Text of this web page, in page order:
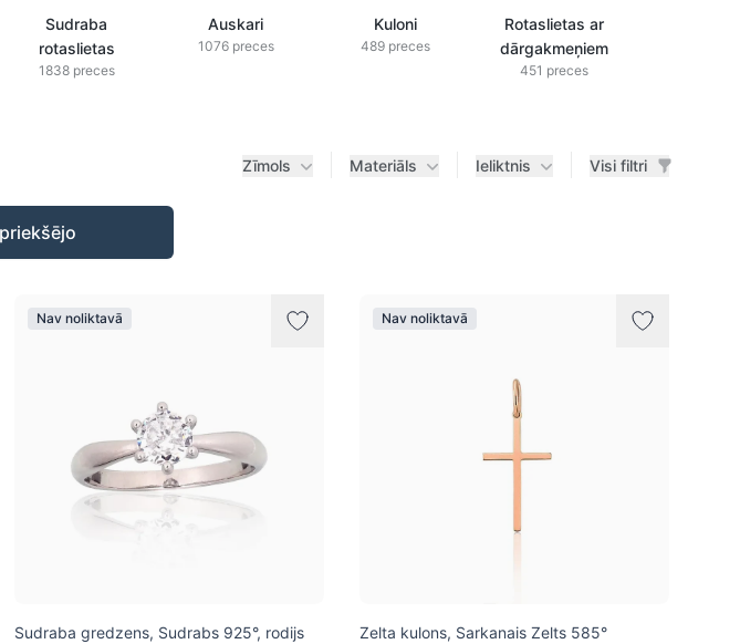
Sudraba
rotaslietas
1838 preces
Auskari
1076 preces
Kuloni
489 preces
Rotaslietas ar
dārgakmeņiem
451 preces
Zīmols Materiāls Ieliktnis Visi filtri
Nav noliktavā
Sudraba gredzens, Sudrabs 925°, rodijs
Nav noliktavā
Zelta kulons, Sarkanais Zelts 585°